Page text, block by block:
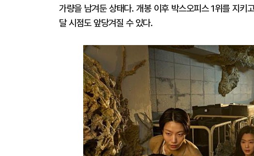
가량을 남겨둔 상태다. 개봉 이후 박스오피스 1위를 지키
달 시점도 앞당겨질 수 있다.